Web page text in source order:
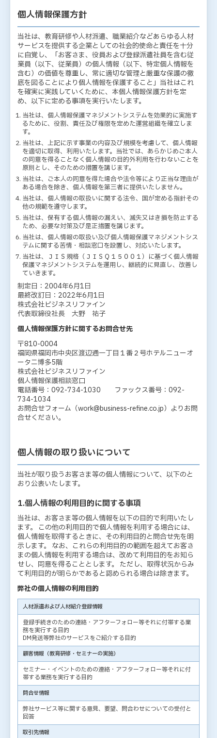
個人情報保護方針
当社は、教育研修や人材派遣、職業紹介などあらゆる人材
サービスを提供する企業としての社会的使命と責任を十分
に自覚し、「お客さま、役員および登録派遣社員を含む従
業員（以下、従業員）の個人情報（以下、特定個人情報を
含む）の価値を尊重し、常に適切な管理と厳重な保護の徹
底を図ることにより個人情報を保護すること」当社はこれ
を確実に実践していくために、本個人情報保護方針を定
め、以下に定める事項を実行いたします。
当社は、個人情報保護マネジメントシステムを効果的に実施す
るために、役割、責任及び権限を定めた運営組織を確立しま
す。
当社は、上記に示す事業の内容及び規模を考慮して、個人情報
を適切に取得、利用いたします。当社では、あらかじめご本人
の同意を得ることなく個人情報の目的外利用を行わないことを
原則とし、そのための措置を講じます。
当社は、ご本人の同意を得た場合や法令等により正当な理由が
ある場合を除き、個人情報を第三者に提供いたしません。
当社は、個人情報の取扱いに関する法令、国が定める指針その
他の規範を遵守します。
当社は、保有する個人情報の漏えい、滅失又はき損を防止する
ため、必要な対策及び是正措置を講じます。
当社は、個人情報の取扱い及び個人情報保護マネジメントシス
テムに関する苦情・相談窓口を設置し、対応いたします。
当社は、ＪＩＳ規格（ＪＩＳＱ１５００１）に基づく個人情報
保護マネジメントシステムを運用し、継続的に見直し、改善し
ていきます。
制定日：2004年6月1日
最終改訂日：2022年6月1日
株式会社ビジネスリファイン
代表取締役社長 大野 祐子
個人情報保護方針に関するお問合せ先
〒810-0004
福岡県福岡市中央区渡辺通一丁目１番２号ホテルニューオ
ータニ博多5階
株式会社ビジネスリファイン
個人情報保護相談窓口
電話番号：092-734-1030 ファックス番号：092-
734-1034
お問合せフォーム（work@business-refine.co.jp）よりお問
合せください。
個人情報の取り扱いについて
当社が取り扱うお客さま等の個人情報について、以下のと
おり公表いたします。
1.個人情報の利用目的に関する事項
当社は、お客さま等の個人情報を以下の目的で利用いたし
ます。 この他の利用目的で個人情報を利用する場合には、
個人情報を取得するときに、その利用目的と問合せ先を明
示します。 なお、これらの利用目的の範囲を超えてお客さ
まの個人情報を利用する場合は、改めて利用目的をお知ら
せし、同意を得ることとします。 ただし、取得状況からみ
て利用目的が明らかであると認められる場合は除きます。
弊社の個人情報の利用目的
人材派遣および人材紹介登録情報
登録手続きのための連絡・アフターフォロー等それに付帯する業
務を実行する目的
DM発送等弊社のサービスをご紹介する目的
顧客情報（教育研修・セミナーの実施）
セミナー・イベントのための連絡・アフターフォロー等それに付
帯する業務を実行する目的
問合せ情報
弊社サービス等に関する意見、要望、問合わせについての受付と
回答
取引先情報